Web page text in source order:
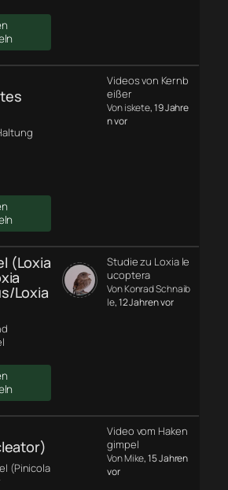
Videos von Kernb
eißer
Von iskete, 19 Jahre
n vor
(Loxia
Loxia
Studie zu Loxia le
ucoptera
Von Konrad Schnaib
le, 12 Jahren vor
(Pinicola
Video vom Haken
gimpel
Von Mike, 15 Jahren
vor